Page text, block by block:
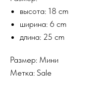
высота: 18 cm
ширина: 6 cm
длина: 25 cm
Размер: Мини
Метка: Sale